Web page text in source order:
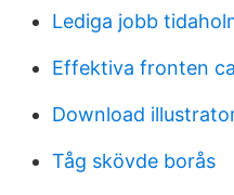
Lediga jobb
Effektiva fronten
Download
Tåg skövde borås